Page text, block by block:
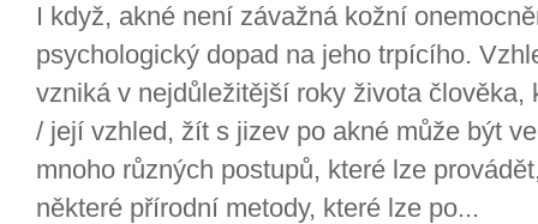
I když, akné není závažná kožní
psychologický dopad na jeho trpícího.
vzniká v nejdůležitější roky života
/ její vzhled, žít s jizev po akné může být
mnoho různých postupů, které lze
některé přírodní metody, které lze po...